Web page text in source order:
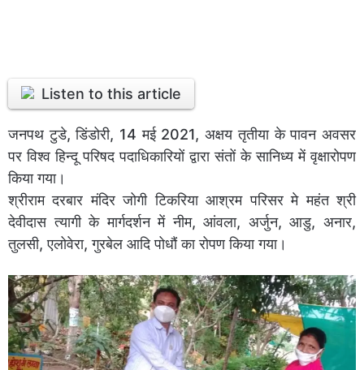
Listen to this article
जनपथ टुडे, डिंडोरी, 14 मई 2021, अक्षय तृतीया के पावन अवसर
पर विश्व हिन्दू परिषद पदाधिकारियों द्वारा संतों के सानिध्य में वृक्षारोपण
किया गया।
श्रीराम दरबार मंदिर जोगी टिकरिया आश्रम परिसर मे महंत श्री
देवीदास त्यागी के मार्गदर्शन में नीम, आंवला, अर्जुन, आडु, अनार,
तुलसी, एलोवेरा, गुरबेल आदि पोधौं का रोपण किया गया।